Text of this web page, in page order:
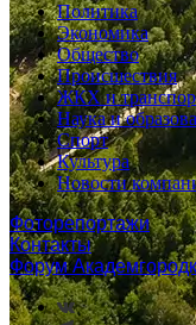
Политика
Экономика
Общество
Происшествия
ЖКХ и
Наука и
Спорт
Культура
Новости
Фоторепортажи
Контакты
Форум